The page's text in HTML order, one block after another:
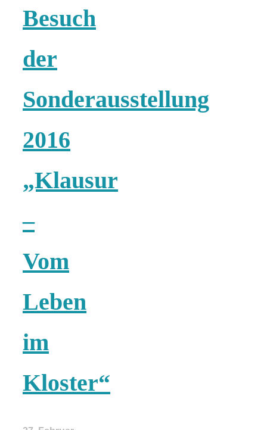
Besuch
der
Sonderausstellung
2016
„Klausur
–
Vom
Leben
im
Kloster“
18 Lieblings-